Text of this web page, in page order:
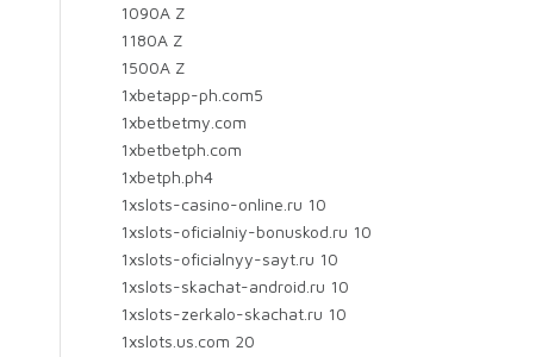
1090A Z
1180A Z
1500A Z
1xbetapp-ph.com5
1xbetbetmy.com
1xbetbetph.com
1xbetph.ph4
1xslots-casino-online.ru 10
1xslots-oficialniy-bonuskod.ru 10
1xslots-oficialnyy-sayt.ru 10
1xslots-skachat-android.ru 10
1xslots-zerkalo-skachat.ru 10
1xslots.us.com 20